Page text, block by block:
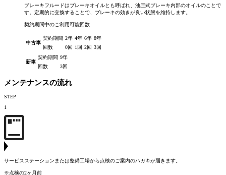
ブレーキフルードはブレーキオイルとも呼ばれ、油圧式ブレーキ内部のオイルのことで
す。定期的に交換することで、ブレーキの効きが良い状態を維持します。
契約期間中のご利用可能回数
中古車
契約期間 2年 4年 6年 8年
回数
0回 1回 2回 3回
新車
契約期間 9年
回数
3回
メンテナンスの流れ
STEP
1
サービスステーションまたは整備工場から点検のご案内のハガキが届きます。
※点検の2ヶ月前